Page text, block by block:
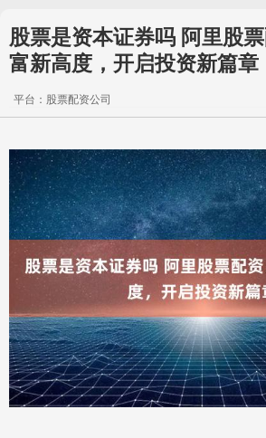
股票是资本证券吗 阿里股
富新高度，开启投资新篇章
平台：股票配资公司